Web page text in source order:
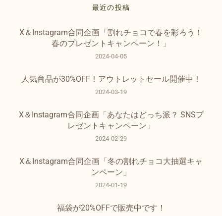
最近の投稿
X＆Instagram合同企画「割れチョコで春を彩ろう！
春のプレゼントキャンペーン！」
2024-04-05
人気商品が30%OFF！アウトレットセール開催中！
2024-03-19
X＆Instagram合同企画「あなたはどっち派？ SNSプ
レゼントキャンペーン」
2024-02-29
X＆Instagram合同企画「冬の割れチョコ大抽選キャ
ンペーン」
2024-01-19
福袋が20%OFFで販売中です！